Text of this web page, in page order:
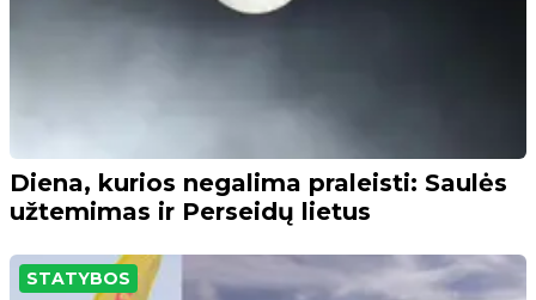
Diena, kurios negalima praleisti: Saulės
užtemimas ir Perseidų lietus
STATYBOS